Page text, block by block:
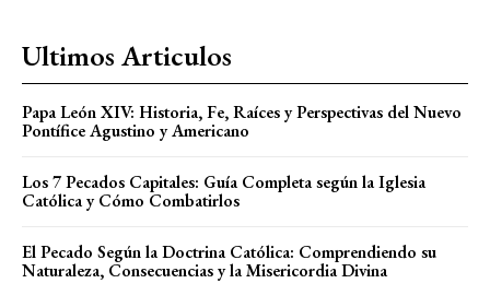
Ultimos Articulos
Papa León XIV: Historia, Fe, Raíces y Perspectivas del Nuevo
Pontífice Agustino y Americano
Los 7 Pecados Capitales: Guía Completa según la Iglesia
Católica y Cómo Combatirlos
El Pecado Según la Doctrina Católica: Comprendiendo su
Naturaleza, Consecuencias y la Misericordia Divina